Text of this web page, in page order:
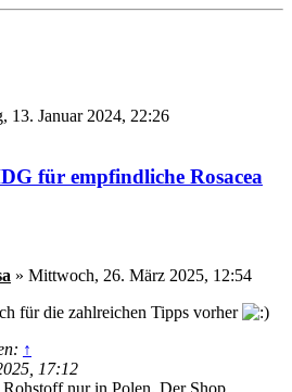
13. Januar 2024, 22:26
für empfindliche Rosacea
» Mittwoch, 26. März 2025, 12:54
für die zahlreichen Tipps vorher
↑
17:12